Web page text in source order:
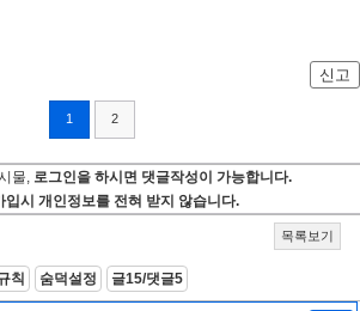
신고
1 2
물, 로그인을 하시면 댓글작성이 가능합니다.
입시 개인정보를 전혀 받지 않습니다.
목록보기
칙 숨덕설정 글15/댓글5